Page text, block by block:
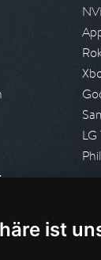
ist
LG